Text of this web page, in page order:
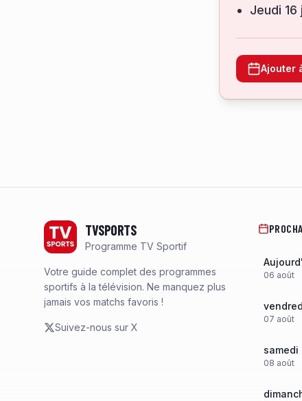
jeudi
Ajouter
TVSPORTS
Programme TV Sportif
Votre guide complet des programmes
sportifs à la télévision. Ne manquez plus
jamais vos matchs favoris !
Suivez-nous sur X
06 août
07 août
samedi
08 août